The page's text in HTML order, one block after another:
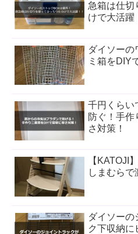
急箱は仕切
けで大活躍
ダイソーの
ミ箱をDIY
千円くらい
防ぐ！手
さ対策！
【KATOJI
しまむら
ダイソーの
ク下収納に